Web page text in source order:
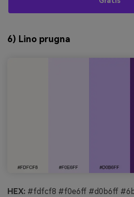
6) Lino prugna
HEX: #fdfcf8 #f0e6ff #d0b6ff